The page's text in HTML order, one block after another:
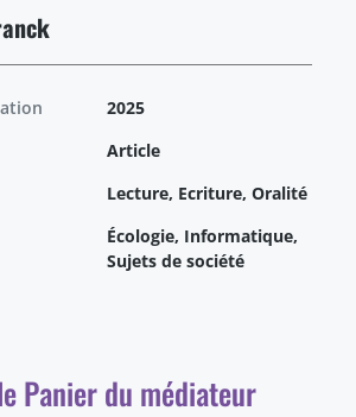
2025
Article
Lecture, Ecriture, Oralité
Écologie, Informatique,
Sujets de société
Panier du médiateur